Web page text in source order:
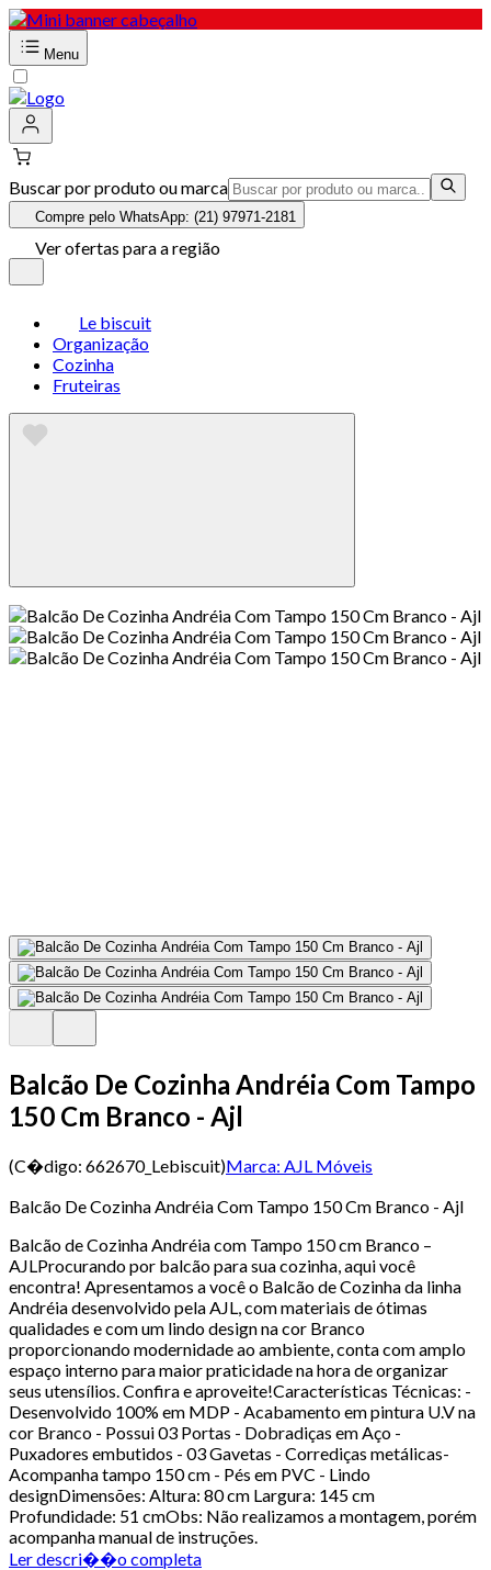
Menu
Buscar por produto ou marca
Compre pelo WhatsApp: (21) 97971-2181
Ver ofertas para a região
Le biscuit
Organização
Cozinha
Fruteiras
Balcão De Cozinha Andréia Com Tampo
150 Cm Branco - Ajl
(C�digo: 662670_Lebiscuit)Marca: AJL Móveis
Balcão De Cozinha Andréia Com Tampo 150 Cm Branco - Ajl
Balcão de Cozinha Andréia com Tampo 150 cm Branco –
AJLProcurando por balcão para sua cozinha, aqui você
encontra! Apresentamos a você o Balcão de Cozinha da linha
Andréia desenvolvido pela AJL, com materiais de ótimas
qualidades e com um lindo design na cor Branco
proporcionando modernidade ao ambiente, conta com amplo
espaço interno para maior praticidade na hora de organizar
seus utensílios. Confira e aproveite!Características Técnicas: -
Desenvolvido 100% em MDP - Acabamento em pintura U.V na
cor Branco - Possui 03 Portas - Dobradiças em Aço -
Puxadores embutidos - 03 Gavetas - Corrediças metálicas-
Acompanha tampo 150 cm - Pés em PVC - Lindo
designDimensões: Altura: 80 cm Largura: 145 cm
Profundidade: 51 cmObs: Não realizamos a montagem, porém
acompanha manual de instruções.
Ler descri��o completa